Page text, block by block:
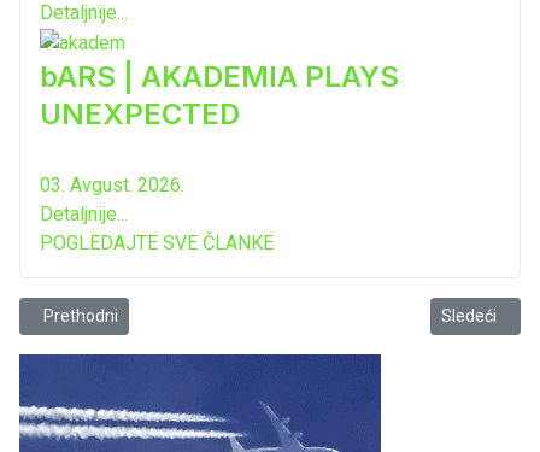
Detaljnije...
bARS | AKADEMIA PLAYS
UNEXPECTED
03. Avgust. 2026.
Detaljnije...
POGLEDAJTE SVE ČLANKE
Prethodni članak: Liturgijsko sabranje na ostacima Manastira
Prethodni Sledeći
Sledeći